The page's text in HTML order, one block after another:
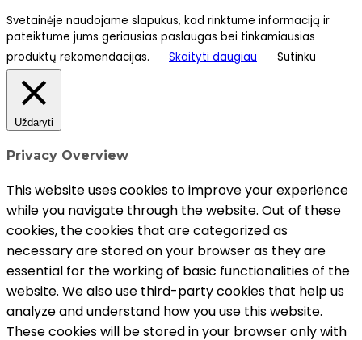
Svetainėje naudojame slapukus, kad rinktume informaciją ir
pateiktume jums geriausias paslaugas bei tinkamiausias
produktų rekomendacijas.
Skaityti daugiau Sutinku
Uždaryti
Privacy Overview
This website uses cookies to improve your experience
while you navigate through the website. Out of these
cookies, the cookies that are categorized as
necessary are stored on your browser as they are
essential for the working of basic functionalities of the
website. We also use third-party cookies that help us
analyze and understand how you use this website.
These cookies will be stored in your browser only with